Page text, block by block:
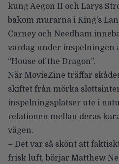
kung Aegon II och Larys
bakom murarna i King’s
Carney och Needham
vardag under inspelningen
“House of the Dragon”.
När MovieZine träffar
skiftet från mörka
inspelningsplatser ute i
relationen mellan deras
vägen.
– Det var så skönt att
frisk luft, börjar Matthew